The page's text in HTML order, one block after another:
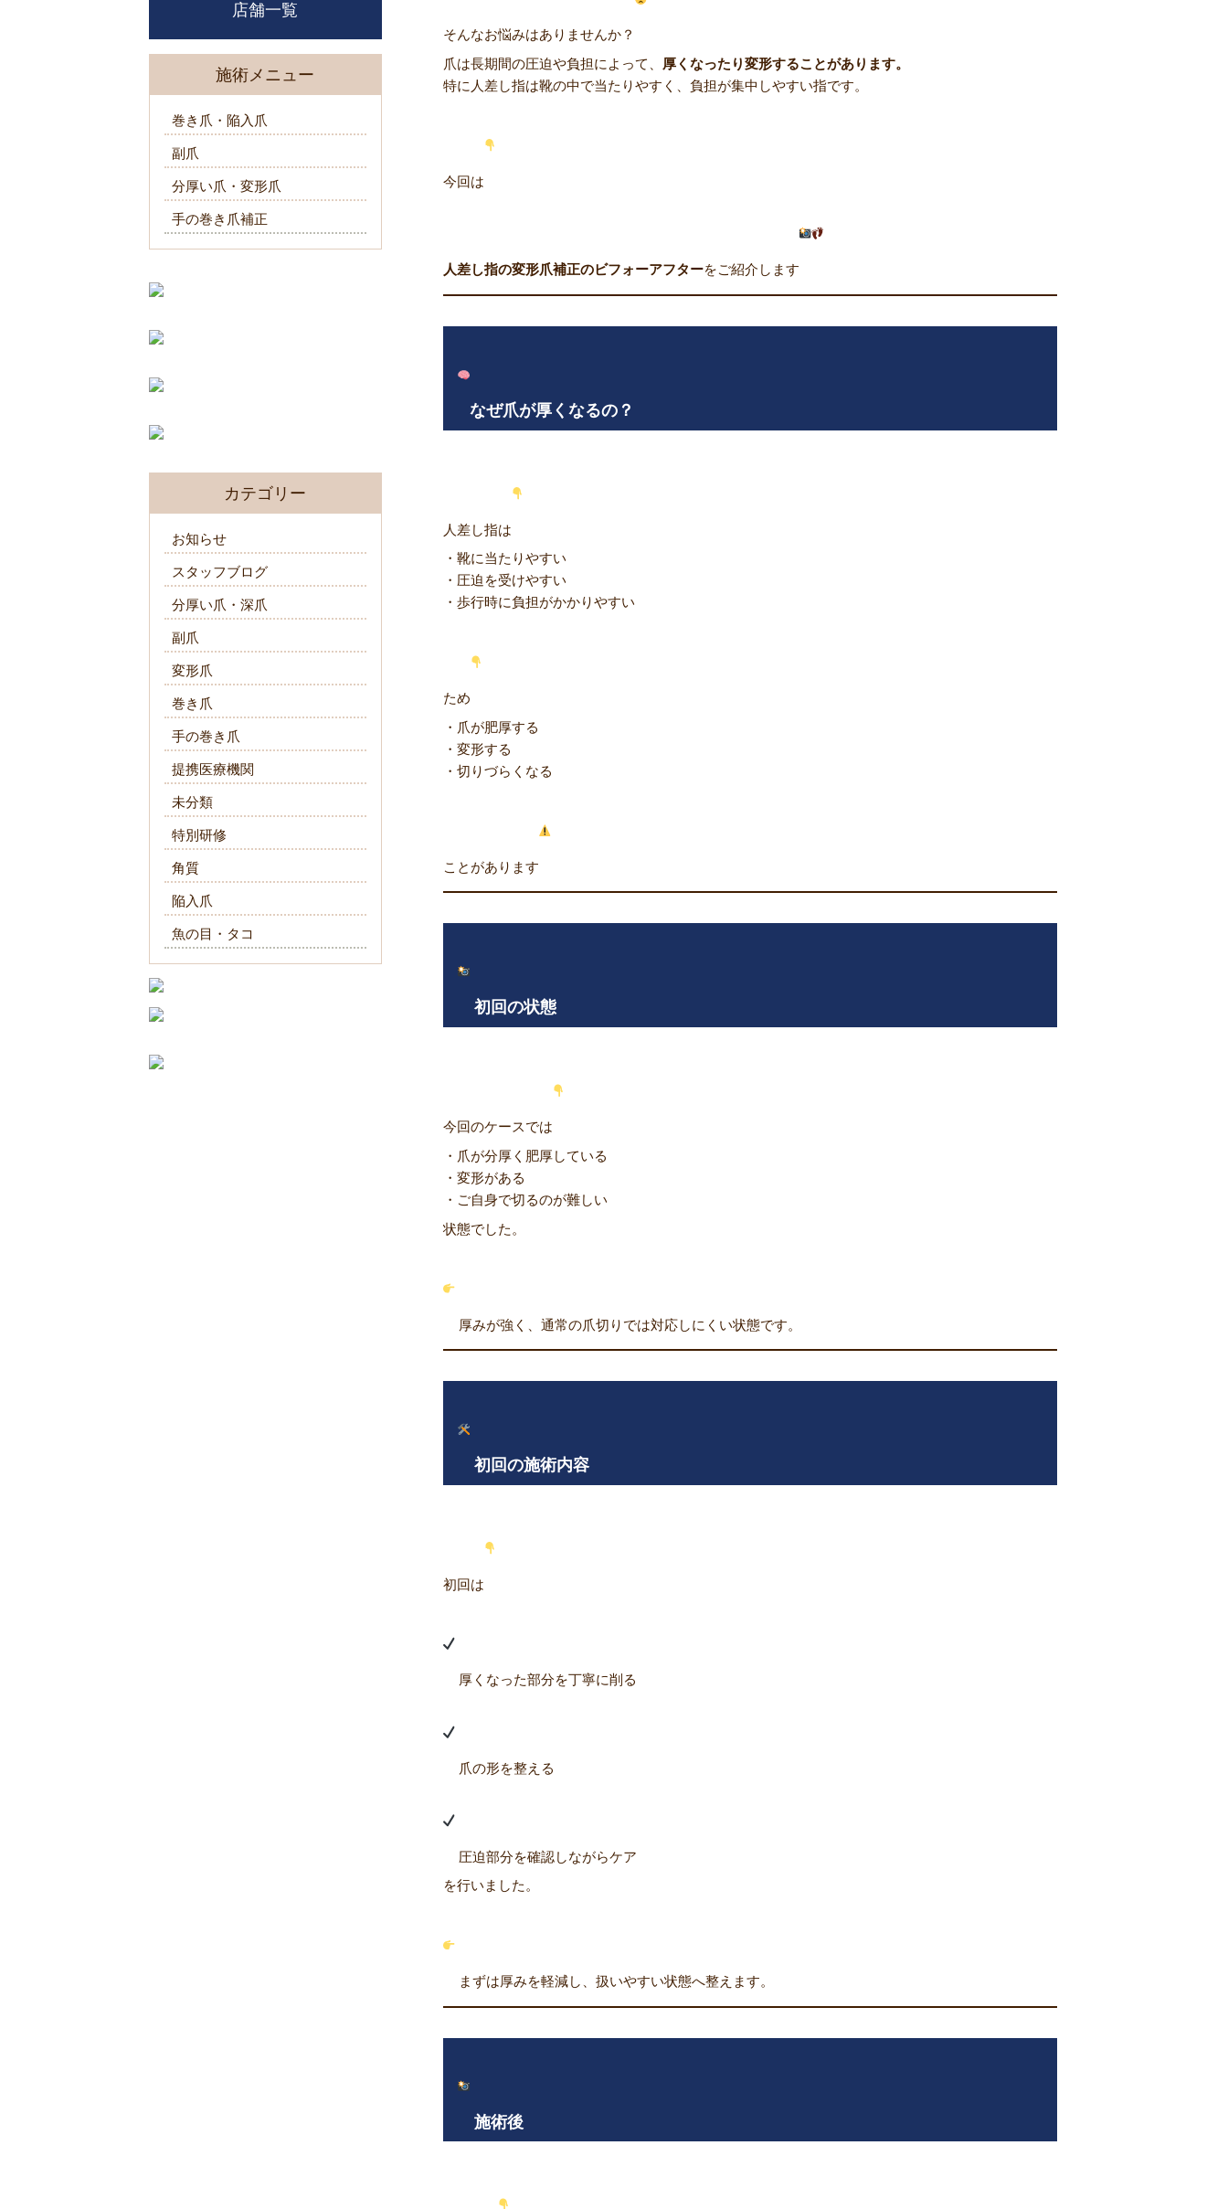
そんなお悩みはありませんか？
爪は長期間の圧迫や負担によって、 厚くなったり変形することがあります。
特に人差し指は靴の中で当たりやすく、負担が集中しやすい指です。
今回は
人差し指の変形爪補正のビフォーアフターをご紹介します
なぜ爪が厚くなるの？
人差し指は
・靴に当たりやすい
・圧迫を受けやすい
・歩行時に負担がかかりやすい
ため
・爪が肥厚する
・変形する
・切りづらくなる
ことがあります
初回の状態
今回のケースでは
・爪が分厚く肥厚している
・変形がある
・ご自身で切るのが難しい
状態でした。
厚みが強く、通常の爪切りでは対応しにくい状態です。
初回の施術内容
初回は
厚くなった部分を丁寧に削る
爪の形を整える
圧迫部分を確認しながらケア
を行いました。
まずは厚みを軽減し、扱いやすい状態へ整えます。
施術後
店舗一覧
施術メニュー
巻き爪・陥入爪
副爪
分厚い爪・変形爪
手の巻き爪補正
カテゴリー
お知らせ
スタッフブログ
分厚い爪・深爪
副爪
変形爪
巻き爪
手の巻き爪
提携医療機関
未分類
特別研修
角質
陥入爪
魚の目・タコ